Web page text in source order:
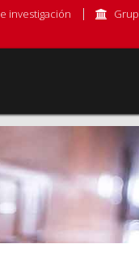
investigación